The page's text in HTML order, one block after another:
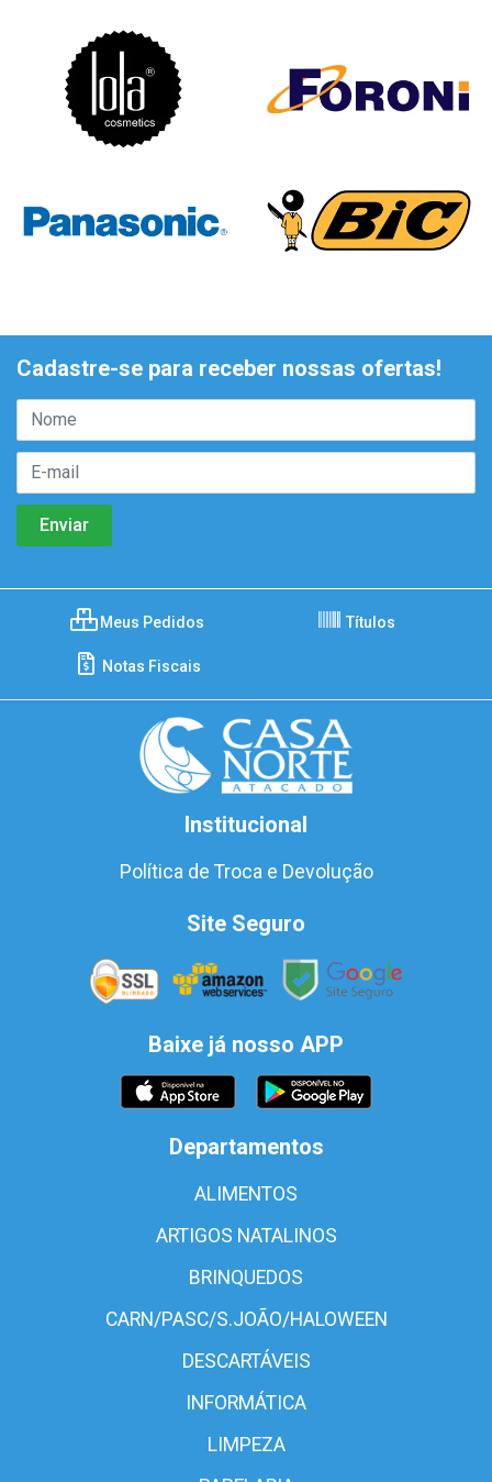
Cadastre-se para receber nossas ofertas!
Meus Pedidos Títulos
Notas Fiscais
Institucional
Política de Troca e Devolução
Site Seguro
Baixe já nosso APP
Departamentos
ALIMENTOS
ARTIGOS NATALINOS
BRINQUEDOS
CARN/PASC/S.JOÃO/HALOWEEN
DESCARTÁVEIS
INFORMÁTICA
LIMPEZA